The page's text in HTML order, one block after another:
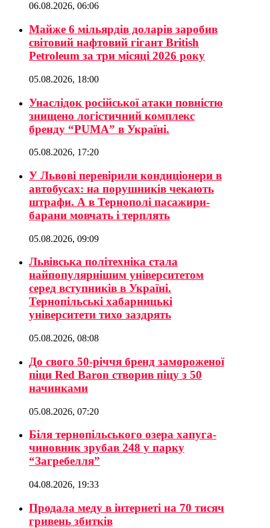
06.08.2026, 06:06
Майже 6 мільярдів доларів заробив
світовий нафтовий гігант British
Petroleum за три місяці 2026 року
05.08.2026, 18:00
Унаслідок російської атаки повністю
знищено логістичний комплекс
бренду “PUMA” в Україні.
05.08.2026, 17:20
У Львові перевірили кондиціонери в
автобусах: на порушників чекають
штрафи. А в Тернополі пасажири-
барани мовчать і терплять
05.08.2026, 09:09
Львівська політехніка стала
найпопулярнішим університетом
серед вступників в Україні.
Тернопільські хабарницькі
університети тихо заздрять
05.08.2026, 08:08
До свого 50-річчя бренд замороженої
піци Red Baron створив піцу з 50
начинками
05.08.2026, 07:20
Біля тернопільського озера хапуга-
чиновник зрубав 248 у парку
“Загребелля”
04.08.2026, 19:33
Продала меду в інтернеті на 70 тисяч
гривень збитків